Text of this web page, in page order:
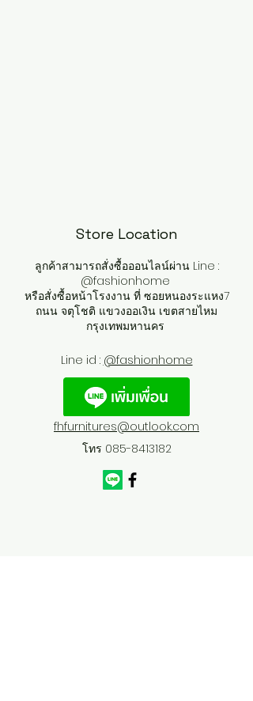
Store Location
ลูกค้าสามารถสั่งซื้อออนไลน์ผ่าน Line :
@fashionhome
หรือสั่งซื้อหน้าโรงงาน ที่ ซอยหนองระแหง7
ถนน จตุโชติ แขวงออเงิน เขตสายไหม
กรุงเทพมหานคร
Line id : @fashionhome
fhfurnitures@outlook.com
โทร 085-8413182